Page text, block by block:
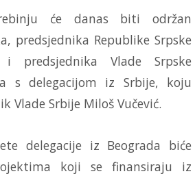
će danas biti održan
predsjednika Republike Srpske
predsjednika Vlade Srpske
s delegacijom iz Srbije, koju
Vlade Srbije Miloš Vučević.
delegacije iz Beograda biće
koji se finansiraju iz